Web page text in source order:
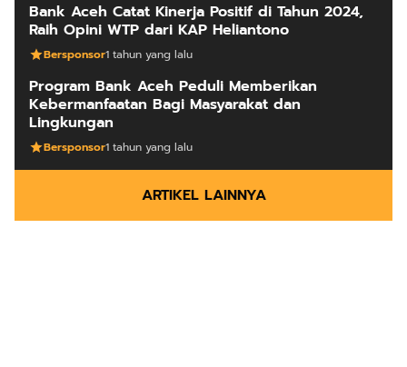
Bank Aceh Catat Kinerja Positif di Tahun 2024,
Raih Opini WTP dari KAP Heliantono
Bersponsor1 tahun yang lalu
Program Bank Aceh Peduli Memberikan
Kebermanfaatan Bagi Masyarakat dan
Lingkungan
Bersponsor1 tahun yang lalu
ARTIKEL LAINNYA